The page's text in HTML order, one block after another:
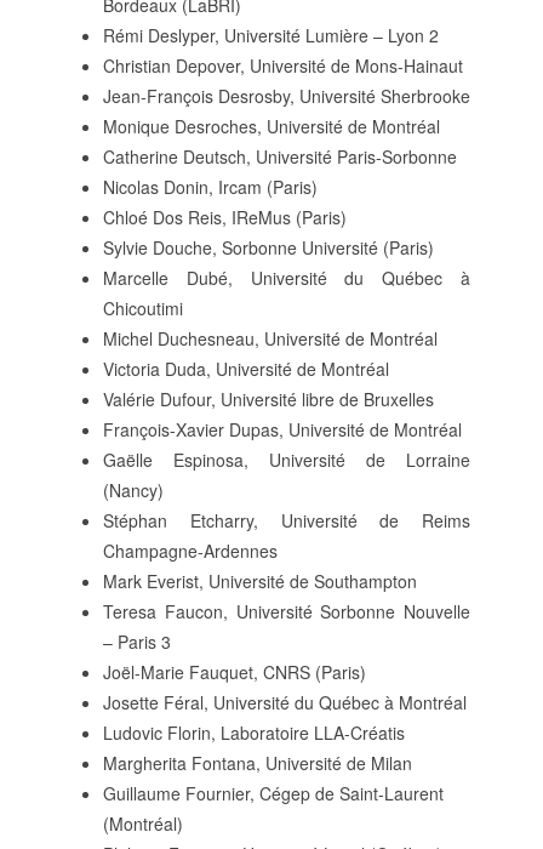
Rémi Deslyper, Université Lumière – Lyon 2
Christian Depover, Université de Mons-Hainaut
Jean-François Desrosby, Université Sherbrooke
Monique Desroches, Université de Montréal
Catherine Deutsch, Université Paris-Sorbonne
Nicolas Donin, Ircam (Paris)
Chloé Dos Reis, IReMus (Paris)
Sylvie Douche, Sorbonne Université (Paris)
Marcelle Dubé, Université du Québec à
Chicoutimi
Michel Duchesneau, Université de Montréal
Victoria Duda, Université de Montréal
Valérie Dufour, Université libre de Bruxelles
François-Xavier Dupas, Université de Montréal
Gaëlle Espinosa, Université de Lorraine
(Nancy)
Stéphan Etcharry, Université de Reims
Champagne-Ardennes
Mark Everist, Université de Southampton
Teresa Faucon, Université Sorbonne Nouvelle
– Paris 3
Joël-Marie Fauquet, CNRS (Paris)
Josette Féral, Université du Québec à Montréal
Ludovic Florin, Laboratoire LLA-Créatis
Margherita Fontana, Université de Milan
Guillaume Fournier, Cégep de Saint-Laurent
(Montréal)